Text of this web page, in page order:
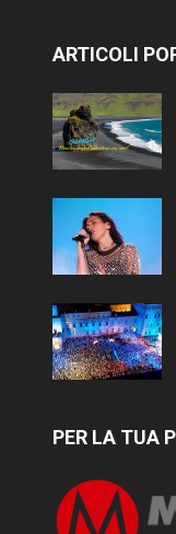
ARTICOLI
PER LA TUA